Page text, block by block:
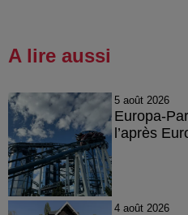
A lire aussi
5 août 2026
Europa-
l’après
4 août 2026